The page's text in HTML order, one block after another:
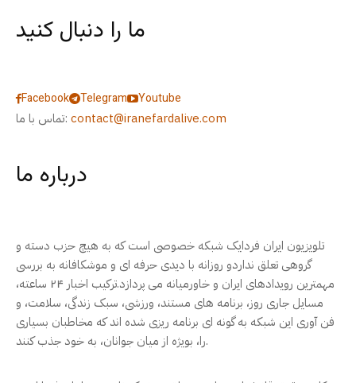
ما را دنبال کنید
Facebook Telegram
Youtube
تماس با ما: contact@iranefardalive.com
درباره ما
تلویزیون ایران فردایک شبکه خصوصی است که به هیچ حزب دسته و
گروهی تعلق نداردو روزانه با دیدی حرفه ای و موشکافانه به بررسی
مهمترین رویدادهای ایران و خاورمیانه می پردازد.ترکیب اخبار ۲۴ ساعته،
مسایل جاری روز، برنامه های مستند، ورزشی، سبک زندگی، سلامت، و
فن آوری این شبکه به گونه ای برنامه ریزی شده اند که مخاطبان بسیاری
را، بویژه از میان جوانان، به خود جذب کنند.